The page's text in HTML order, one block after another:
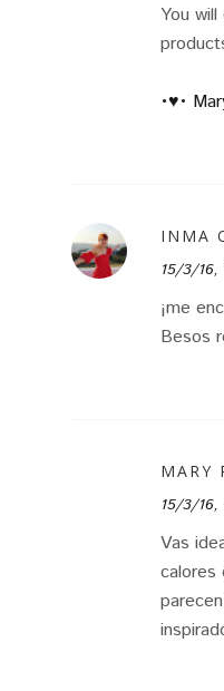
You
•♥•
INMA
15/3/16,
¡me
Besos
MARY
15/3/16,
Vas
calores